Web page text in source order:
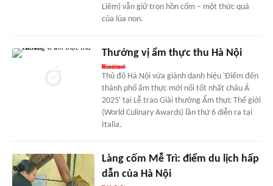
Liêm) vẫn giữ trọn hồn cốm – một thức quà
của lúa non.
Thưởng vị ẩm thực thu Hà Nội
Thủ đô Hà Nội vừa giành danh hiệu 'Điểm đến
thành phố ẩm thực mới nổi tốt nhất châu Á
2025' tại Lễ trao Giải thưởng Ẩm thực Thế giới
(World Culinary Awards) lần thứ 6 diễn ra tại
Italia.
Làng cốm Mễ Trì: điểm du lịch hấp
dẫn của Hà Nội